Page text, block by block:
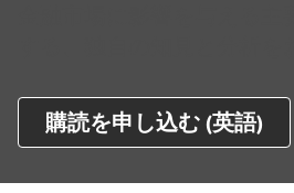
購読を申し込む (英語)